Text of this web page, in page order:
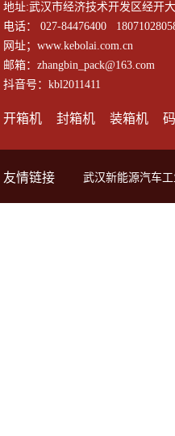
地址:武汉市经济技术开发区经开
电话： 027-84476400
网址；www.kebolai.com.cn
邮箱：zhangbin_pack@163.com
抖音号：kbl2011411
开箱机 封箱机 装箱机
友情链接 武汉新能源汽车